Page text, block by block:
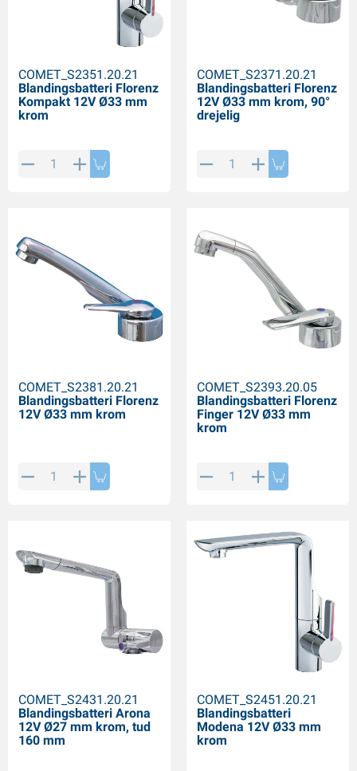
COMET_S2351.20.21
Blandingsbatteri Florenz
Kompakt 12V Ø33 mm
krom
COMET_S2371.20.21
Blandingsbatteri Florenz
12V Ø33 mm krom, 90°
drejelig
COMET_S2381.20.21
Blandingsbatteri Florenz
12V Ø33 mm krom
COMET_S2393.20.05
Blandingsbatteri Florenz
Finger 12V Ø33 mm
krom
COMET_S2431.20.21
Blandingsbatteri Arona
12V Ø27 mm krom, tud
160 mm
COMET_S2451.20.21
Blandingsbatteri
Modena 12V Ø33 mm
krom